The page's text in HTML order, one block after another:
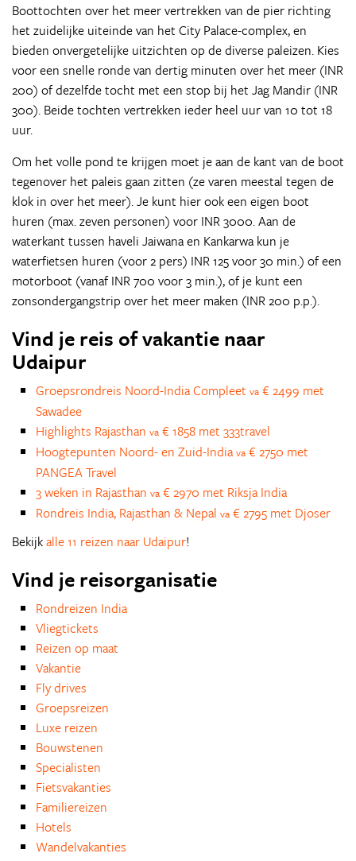
Boottochten over het meer vertrekken van de pier richting
het zuidelijke uiteinde van het City Palace-complex, en
bieden onvergetelijke uitzichten op de diverse paleizen. Kies
voor een snelle ronde van dertig minuten over het meer (INR
200) of dezelfde tocht met een stop bij het Jag Mandir (INR
300). Beide tochten vertrekken ieder heel uur van 10 tot 18
uur.
Om het volle pond te krijgen moet je aan de kant van de boot
tegenover het paleis gaan zitten (ze varen meestal tegen de
klok in over het meer). Je kunt hier ook een eigen boot
huren (max. zeven personen) voor INR 3000. Aan de
waterkant tussen haveli Jaiwana en Kankarwa kun je
waterfietsen huren (voor 2 pers) INR 125 voor 30 min.) of een
motorboot (vanaf INR 700 voor 3 min.), of je kunt een
zonsondergangstrip over het meer maken (INR 200 p.p.).
Vind je reis of vakantie naar
Udaipur
Groepsrondreis Noord-India Compleet va € 2499 met
Sawadee
Highlights Rajasthan va € 1858 met 333travel
Hoogtepunten Noord- en Zuid-India va € 2750 met
PANGEA Travel
3 weken in Rajasthan va € 2970 met Riksja India
Rondreis India, Rajasthan & Nepal va € 2795 met Djoser
Bekijkalle 11 reizen naar Udaipur!
Vind je reisorganisatie
Rondreizen India
Vliegtickets
Reizen op maat
Vakantie
Fly drives
Groepsreizen
Luxe reizen
Bouwstenen
Specialisten
Fietsvakanties
Familiereizen
Hotels
Wandelvakanties